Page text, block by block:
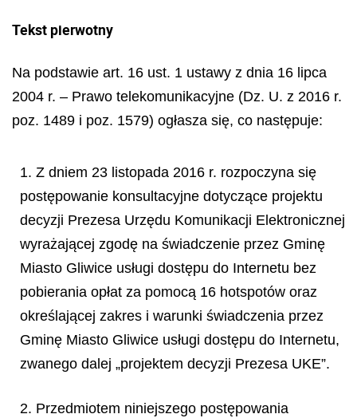
Tekst pierwotny
Na podstawie art. 16 ust. 1 ustawy z dnia 16 lipca
2004 r. – Prawo telekomunikacyjne (Dz. U. z 2016 r.
poz. 1489 i poz. 1579) ogłasza się, co następuje:
1. Z dniem 23 listopada 2016 r. rozpoczyna się
postępowanie konsultacyjne dotyczące projektu
decyzji Prezesa Urzędu Komunikacji Elektronicznej
wyrażającej zgodę na świadczenie przez Gminę
Miasto Gliwice usługi dostępu do Internetu bez
pobierania opłat za pomocą 16 hotspotów oraz
określającej zakres i warunki świadczenia przez
Gminę Miasto Gliwice usługi dostępu do Internetu,
zwanego dalej „projektem decyzji Prezesa UKE”.
2. Przedmiotem niniejszego postępowania